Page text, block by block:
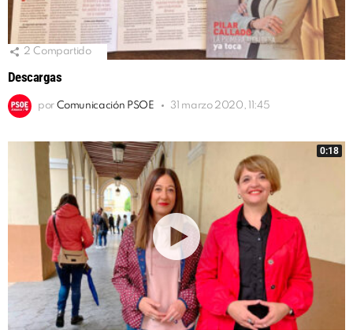
2 Compartido
Descargas
por Comunicación PSOE 31 marzo 2020, 11:45
0:18